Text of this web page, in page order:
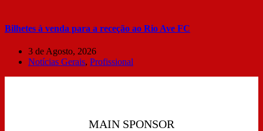
Bilhetes à venda para a receção ao Rio Ave FC
3 de Agosto, 2026
Notícias Gerais, Profissional
MAIN SPONSOR